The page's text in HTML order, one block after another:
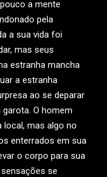
a mente
pela
a sua vida foi
mas seus
estranha mancha
a estranha
ao se deparar
O homem
local, mas algo no
enterrados em sua
o corpo para sua
se